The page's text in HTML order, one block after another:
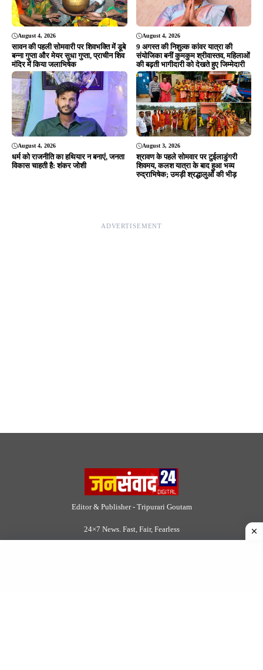
August 4, 2026
सावन की पहली सोमवारी पर शिवभक्ति में डूबे
बन्ना गुप्ता और मेयर सुधा गुप्ता, प्राचीन शिव
मंदिर में किया जलाभिषेक
August 4, 2026
9 अगस्त की निशुल्क कांवर यात्रा की
संयोजिका बनीं कुमकुम श्रीवास्तव, महिलाओं
की बढ़ती भागीदारी को देखते हुए जिम्मेदारी
August 4, 2026
धर्म को राजनीति का हथियार न बनाएं, जनता
विकास चाहती है: शंकर जोशी
August 3, 2026
श्रावण के पहले सोमवार पर टुईलाडुंगरी
शिवमय, कलश यात्रा के बाद हुआ भव्य
रुद्राभिषेक; उमड़ी श्रद्धालुओं की भीड़
ADVERTISEMENT
Editor & Publisher - Tripurari Goutam
24×7 News. Fast, Fair, Fearless